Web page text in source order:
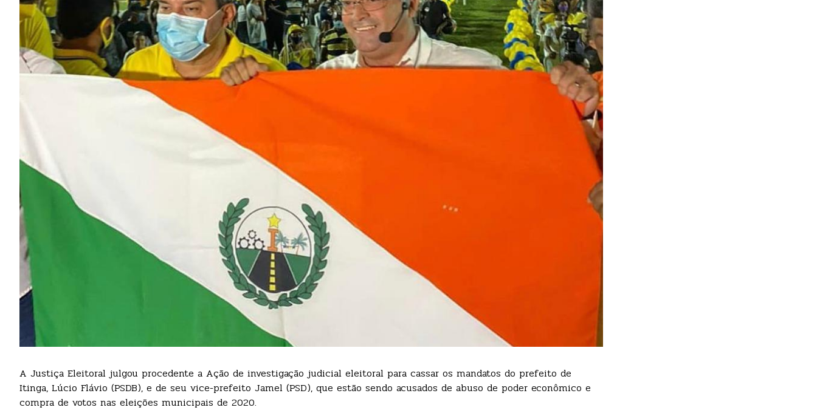
A Justiça Eleitoral julgou procedente a Ação de investigação judicial eleitoral para cassar os mandatos do prefeito de
Itinga, Lúcio Flávio (PSDB), e de seu vice-prefeito Jamel (PSD), que estão sendo acusados de abuso de poder econômico e
compra de votos nas eleições municipais de 2020.